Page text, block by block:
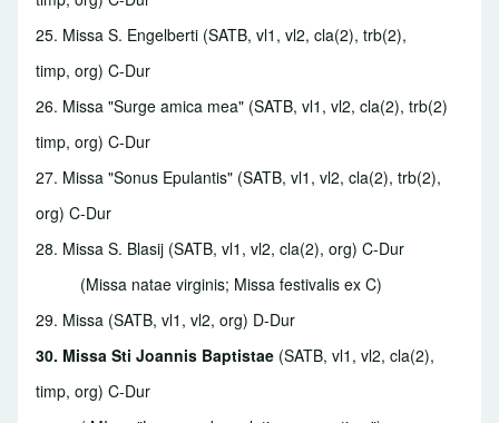
25. Missa S. Engelberti (SATB, vl1, vl2, cla(2), trb(2),
timp, org) C-Dur
26. Missa "Surge amica mea" (SATB, vl1, vl2, cla(2), trb(2)
timp, org) C-Dur
27. Missa "Sonus Epulantis" (SATB, vl1, vl2, cla(2), trb(2),
org) C-Dur
28. Missa S. Blasij (SATB, vl1, vl2, cla(2), org) C-Dur
(Missa natae virginis; Missa festivalis ex C)
29. Missa (SATB, vl1, vl2, org) D-Dur
30. Missa Sti Joannis Baptistae (SATB, vl1, vl2, cla(2),
timp, org) C-Dur